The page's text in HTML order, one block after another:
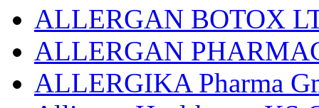
ALLERGAN BOTOX
ALLERGAN
ALLERGIKA Pharma